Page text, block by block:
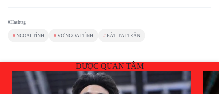
#Hashtag
#NGOẠI TÌNH #VỢ NGOẠI TÌNH #BẮT TẠI TRẬN
ĐƯỢC QUAN TÂM